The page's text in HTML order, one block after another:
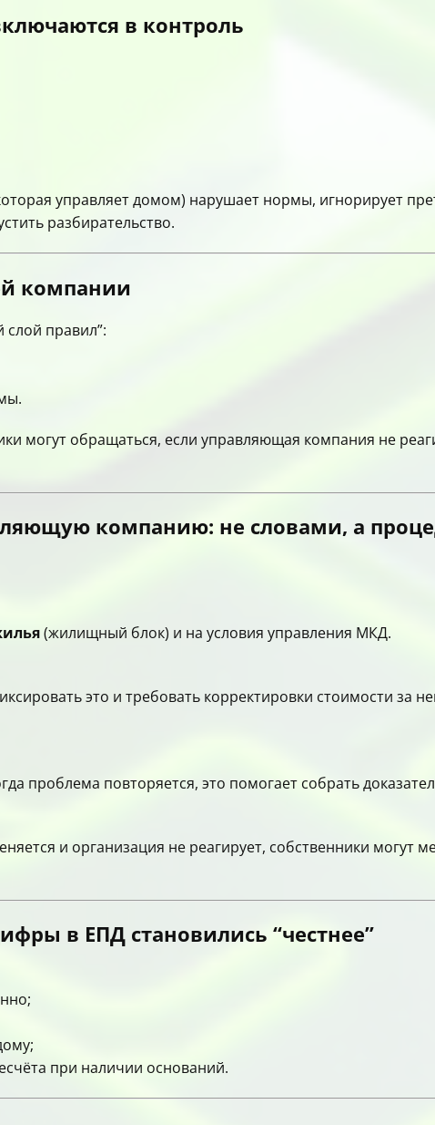
в контроль
управляет домом) нарушает нормы, игнорирует
разбирательство.
компании
правил”:
могут обращаться, если управляющая компания не
компанию: не словами, а
(жилищный блок) и на условия управления МКД.
это и требовать корректировки стоимости за
проблема повторяется, это помогает собрать
и организация не реагирует, собственники могут
в ЕПД становились “честнее”
при наличии оснований.